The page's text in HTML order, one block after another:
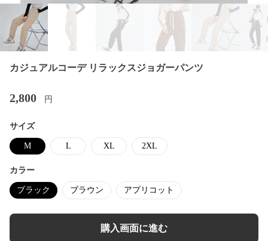
カジュアルコーデ リラックスジョガーパンツ
2,800 円
サイズ
M L XL 2XL
カラー
ブラック ブラウン アプリコット
購入画面に進む